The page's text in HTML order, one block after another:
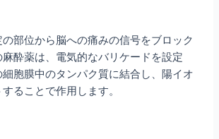
部位から脳への痛みの信号をブロック
麻酔薬は、電気的なバリケードを設定
細胞膜中のタンパク質に結合し、陽イオ
ることで作用します。